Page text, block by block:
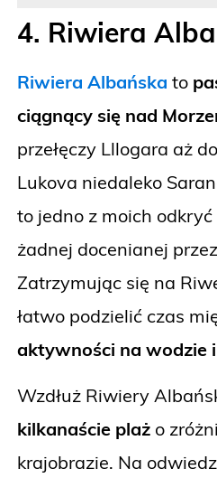
4. Riwiera
Riwiera Albańska to
ciągnący się nad
przełęczy Lllogara aż
Lukova niedaleko
to jedno z moich
żadnej docenianej
Zatrzymując się na
łatwo podzielić czas
aktywności na wodzie
Wzdłuż Riwiery
kilkanaście plaż o
krajobrazie. Na